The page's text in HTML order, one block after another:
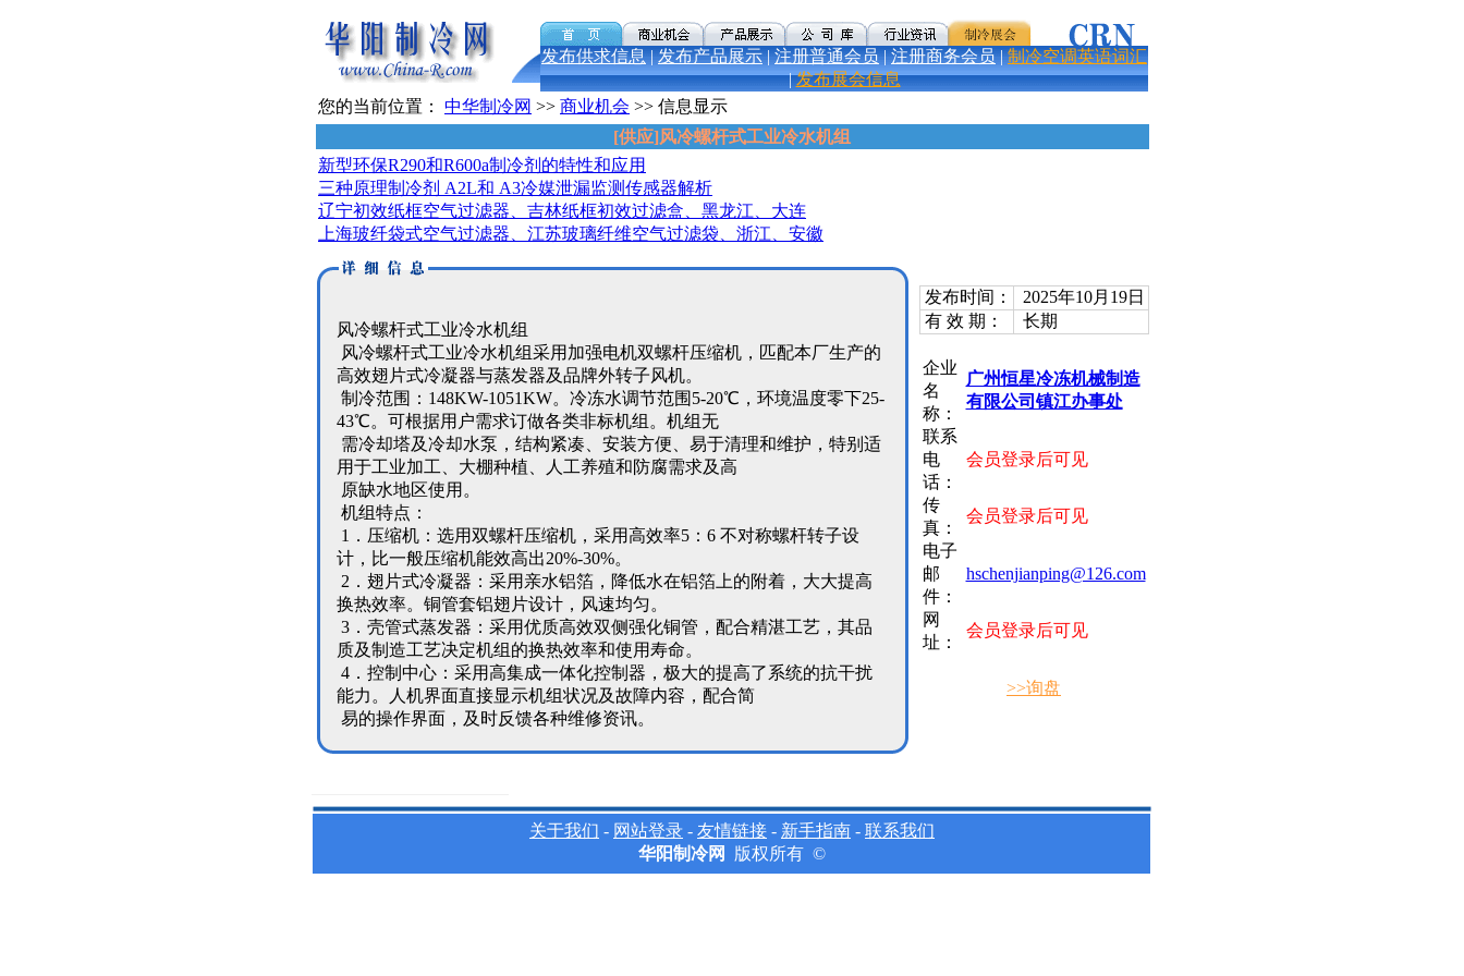
发布供求信息 | 发布产品展示 | 注册普通会员 | 注册商务会员 | 制冷空调英语词汇
| 发布展会信息
您的当前位置： 中华制冷网 >> 商业机会 >> 信息显示
[供应]风冷螺杆式工业冷水机组
新型环保R290和R600a制冷剂的特性和应用
三种原理制冷剂 A2L和 A3冷媒泄漏监测传感器解析
辽宁初效纸框空气过滤器、吉林纸框初效过滤盒、黑龙江、大连
上海玻纤袋式空气过滤器、江苏玻璃纤维空气过滤袋、浙江、安徽
风冷螺杆式工业冷水机组
风冷螺杆式工业冷水机组采用加强电机双螺杆压缩机，匹配本厂生产的
高效翅片式冷凝器与蒸发器及品牌外转子风机。
制冷范围：148KW-1051KW。冷冻水调节范围5-20℃，环境温度零下25-
43℃。可根据用户需求订做各类非标机组。机组无
需冷却塔及冷却水泵，结构紧凑、安装方便、易于清理和维护，特别适
用于工业加工、大棚种植、人工养殖和防腐需求及高
原缺水地区使用。
机组特点：
1．压缩机：选用双螺杆压缩机，采用高效率5：6 不对称螺杆转子设
计，比一般压缩机能效高出20%-30%。
2．翅片式冷凝器：采用亲水铝箔，降低水在铝箔上的附着，大大提高
换热效率。铜管套铝翅片设计，风速均匀。
3．壳管式蒸发器：采用优质高效双侧强化铜管，配合精湛工艺，其品
质及制造工艺决定机组的换热效率和使用寿命。
4．控制中心：采用高集成一体化控制器，极大的提高了系统的抗干扰
能力。人机界面直接显示机组状况及故障内容，配合简
易的操作界面，及时反馈各种维修资讯。
发布时间：
2025年10月19日
有 效 期：
长期
企业
名
称：
广州恒星冷冻机械制造
有限公司镇江办事处
联系
电
话：
会员登录后可见
传
真：
会员登录后可见
电子
邮
件：
hschenjianping@126.com
网
址：
会员登录后可见
>>询盘
关于我们 - 网站登录 - 友情链接 - 新手指南 - 联系我们
华阳制冷网
版权所有 ©